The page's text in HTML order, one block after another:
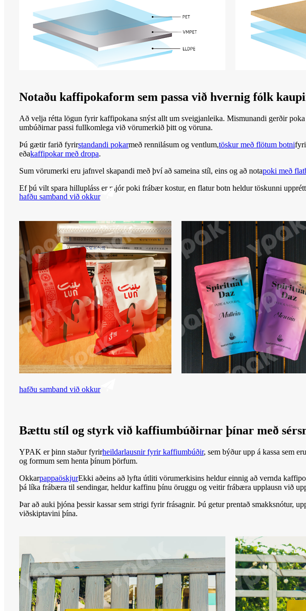
Notaðu kaffipokaform sem passa við hvernig fólk
Að velja rétta lögun fyrir kaffipokana snýst allt um sveigjanleika. Mismunandi gerðir
umbúðirnar passi fullkomlega við vörumerkið þitt og vöruna.
Þú gætir farið fyrirstandandi pokarmeð rennilásum og ventlum,töskur með flötum botni
eðakaffipokar með dropa.
Sum vörumerki eru jafnvel skapandi með því að sameina stíl, eins og að notapoki með
Ef þú vilt spara hillupláss er mjór poki frábær kostur, en flatur botn heldur töskunni
hafðu samband við okkur
hafðu samband við okkur
Bættu stíl og styrk við kaffiumbúðirnar þínar með
YPAK er þinn staður fyrirheildarlausnir fyrir kaffiumbúðir, sem býður upp á kassa sem
og formum sem henta þínum þörfum.
OkkarpappaöskjurEkki aðeins að lyfta útliti vörumerkisins heldur einnig að vernda
þá líka frábæra til sendingar, heldur kaffinu þínu öruggu og veitir frábæra upplausn við
Þar að auki þjóna þessir kassar sem strigi fyrir frásagnir. Þú getur prentað
viðskiptavini þína.